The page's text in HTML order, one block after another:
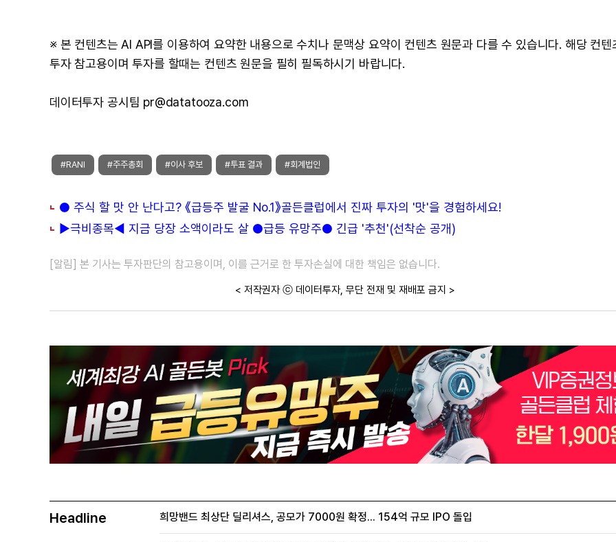
※ 본 컨텐츠는 AI API를 이용하여 요약한 내용으로 수치나 문맥상 요약이 컨텐츠 원문과 다를 수 있습니다. 해당 컨텐
투자 참고용이며 투자를 할때는 컨텐츠 원문을 필히 필독하시기 바랍니다.
데이터투자 공시팀 pr@datatooza.com
#RANI #주주총회 #이사 후보 #투표 결과 #회계법인
● 주식 할 맛 안 난다고? 《급등주 발굴 No.1》골든클럽에서 진짜 투자의 '맛'을 경험하세요!
▶극비종목◀ 지금 당장 소액이라도 살 ●급등 유망주● 긴급 '추천'(선착순 공개)
[알림] 본 기사는 투자판단의 참고용이며, 이를 근거로 한 투자손실에 대한 책임은 없습니다.
< 저작권자 ⓒ 데이터투자, 무단 전재 및 재배포 금지 >
Headline 희망밴드 최상단 딜리셔스, 공모가 7000원 확정... 154억 규모 IPO 돌입